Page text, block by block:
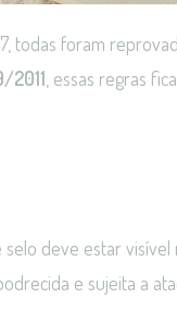
todas foram
2011 , essas regras
selo deve estar
e sujeita a